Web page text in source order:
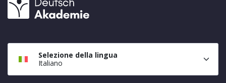
Selezione della lingua
Italiano